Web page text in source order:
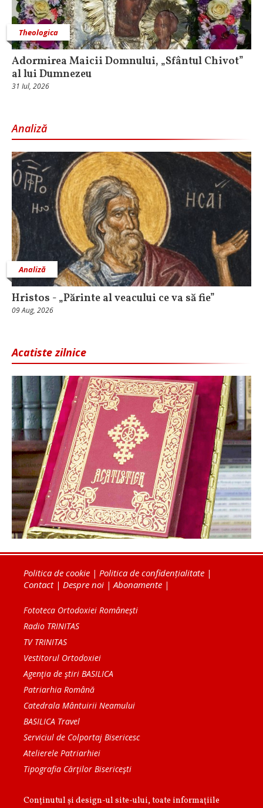
Theologica
Adormirea Maicii Domnului, „Sfântul Chivot”
al lui Dumnezeu
31 Iul, 2026
Analiză
Analiză
Hristos - „Părinte al veacului ce va să fie”
09 Aug, 2026
Acatiste zilnice
Politica de cookie | Politica de confidențialitate |
Contact| Despre noi |Abonamente |
Fototeca Ortodoxiei Românești
Radio TRINITAS
TV TRINITAS
Vestitorul Ortodoxiei
Agenţia de ştiri BASILICA
Patriarhia Română
Catedrala Mântuirii Neamului
BASILICA Travel
Serviciul de Colportaj Bisericesc
Atelierele Patriarhiei
Tipografia Cărţilor Bisericeşti
Conținutul și design-ul site-ului, toate informaţiile